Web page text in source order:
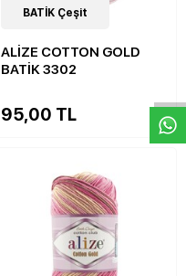
32Çeşit
BATİK Çeşit
ALİZE COTTON GOLD
BATİK 3302
95,00 TL